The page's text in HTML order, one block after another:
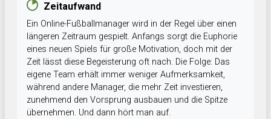
Zeitaufwand
Ein Online-Fußballmanager wird in der Regel über einen
längeren Zeitraum gespielt. Anfangs sorgt die Euphorie
eines neuen Spiels für große Motivation, doch mit der
Zeit lässt diese Begeisterung oft nach. Die Folge: Das
eigene Team erhält immer weniger Aufmerksamkeit,
während andere Manager, die mehr Zeit investieren,
zunehmend den Vorsprung ausbauen und die Spitze
übernehmen. Und dann hört man auf.